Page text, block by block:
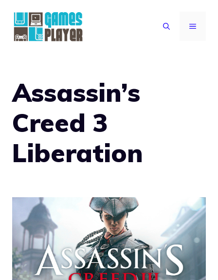
contenuto
MENU
Assassin’s
Creed 3
Liberation